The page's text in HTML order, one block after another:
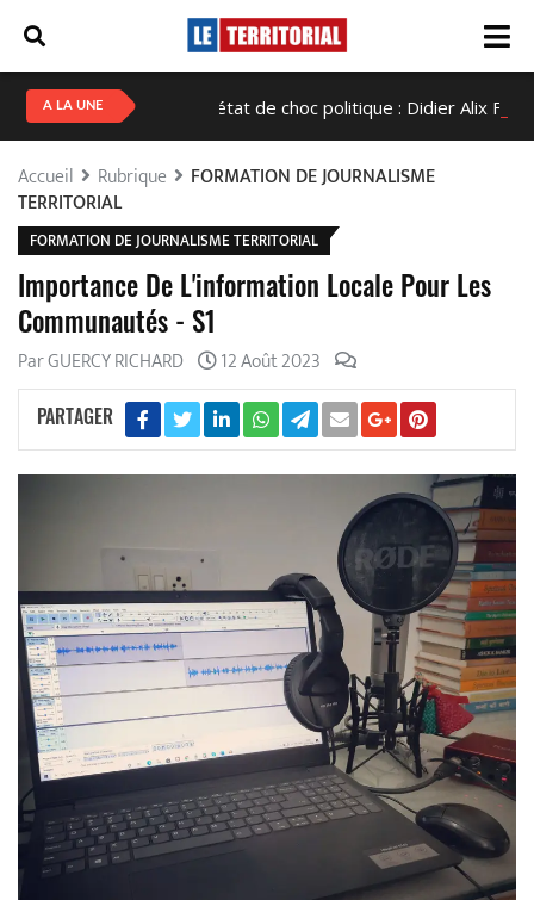
A LA UNEHaïti en état de choc politique : Didier Alix Fils-Aimé
Accueil Rubrique
FORMATION DE JOURNALISME
TERRITORIAL
FORMATION DE JOURNALISME TERRITORIAL
Importance De L'information Locale Pour Les
Communautés - S1
Par GUERCY RICHARD 12 Août 2023
PARTAGER